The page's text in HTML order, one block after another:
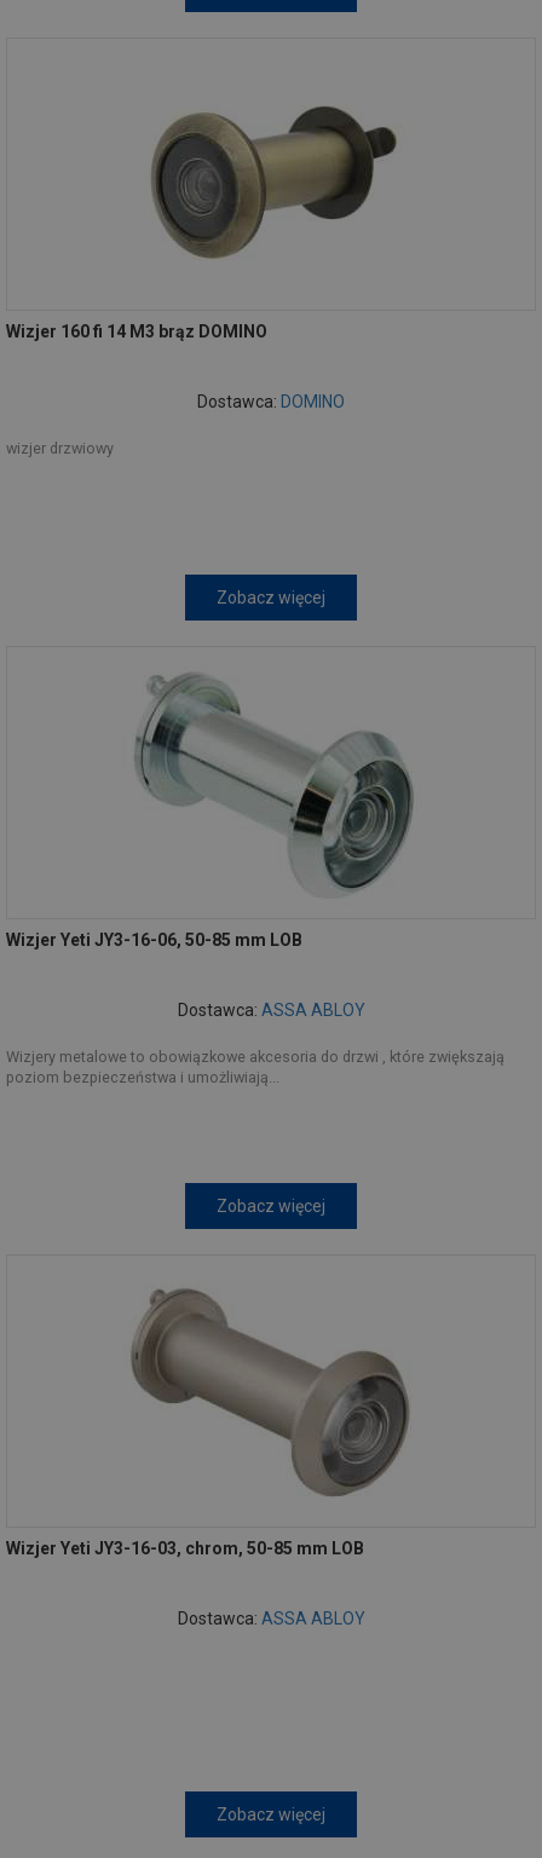
Wizjer 160 fi 14 M3 brąz DOMINO
Dostawca: DOMINO
wizjer drzwiowy
Zobacz więcej
Wizjer Yeti JY3-16-06, 50-85 mm LOB
Dostawca: ASSA ABLOY
Wizjery metalowe to obowiązkowe akcesoria do drzwi , które zwiększają
poziom bezpieczeństwa i umożliwiają...
Zobacz więcej
Wizjer Yeti JY3-16-03, chrom, 50-85 mm LOB
Dostawca: ASSA ABLOY
Zobacz więcej